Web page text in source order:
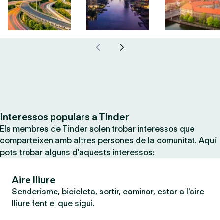
Interessos populars a Tinder
Els membres de Tinder solen trobar interessos que
comparteixen amb altres persones de la comunitat. Aquí
pots trobar alguns d'aquests interessos:
Aire lliure
Senderisme, bicicleta, sortir, caminar, estar a l'aire
lliure fent el que sigui.